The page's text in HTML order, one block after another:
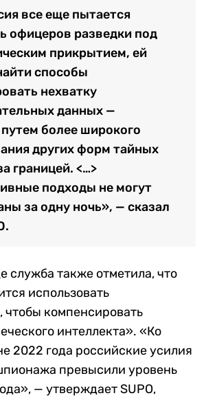
все еще пытается
офицеров разведки под
прикрытием, ей
способы
нехватку
данных —
более широкого
других форм тайных
границей. <…>
подходы не могут
за одну ночь», — сказал
служба также отметила, что
использовать
компенсировать
интеллекта». «Ко
2022 года российские усилия
превысили уровень
— утверждает SUPO,